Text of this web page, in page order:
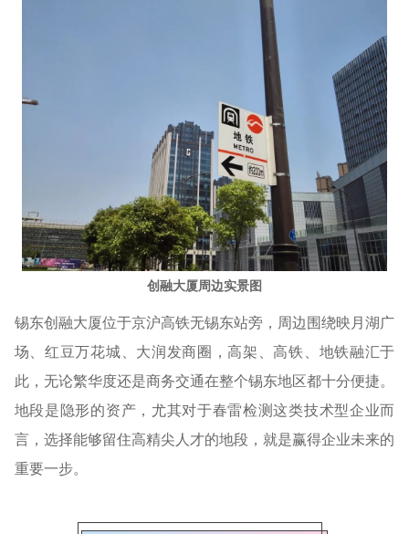
创融大厦周边实景图
锡东创融大厦位于京沪高铁无锡东站旁，周边围绕映月湖广
场、红豆万花城、大润发商圈，高架、高铁、地铁融汇于
此，无论繁华度还是商务交通在整个锡东地区都十分便捷。
地段是隐形的资产，尤其对于春雷检测这类技术型企业而
言，选择能够留住高精尖人才的地段，就是赢得企业未来的
重要一步。